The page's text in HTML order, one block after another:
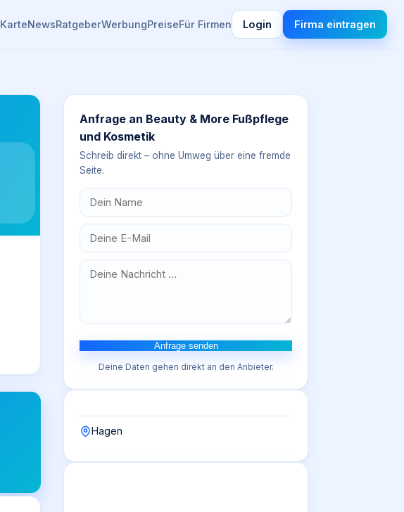
KarteNewsRatgeberWerbungPreiseFür Firmen Login Firma eintragen
Anfrage an Beauty & More Fußpflege
und Kosmetik
Schreib direkt – ohne Umweg über eine fremde
Seite.
Anfrage senden
Deine Daten gehen direkt an den Anbieter.
Hagen